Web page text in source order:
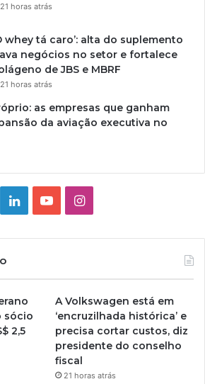
21 horas atrás
whey tá caro’: alta do suplemento
negócios no setor e fortalece
de JBS e MBRF
21 horas atrás
as empresas que ganham
da aviação executiva no
LinkedinYouTubeInstagram
sócio
2,5
A Volkswagen está em
‘encruzilhada histórica’ e
precisa cortar custos, diz
presidente do conselho
fiscal
21 horas atrás